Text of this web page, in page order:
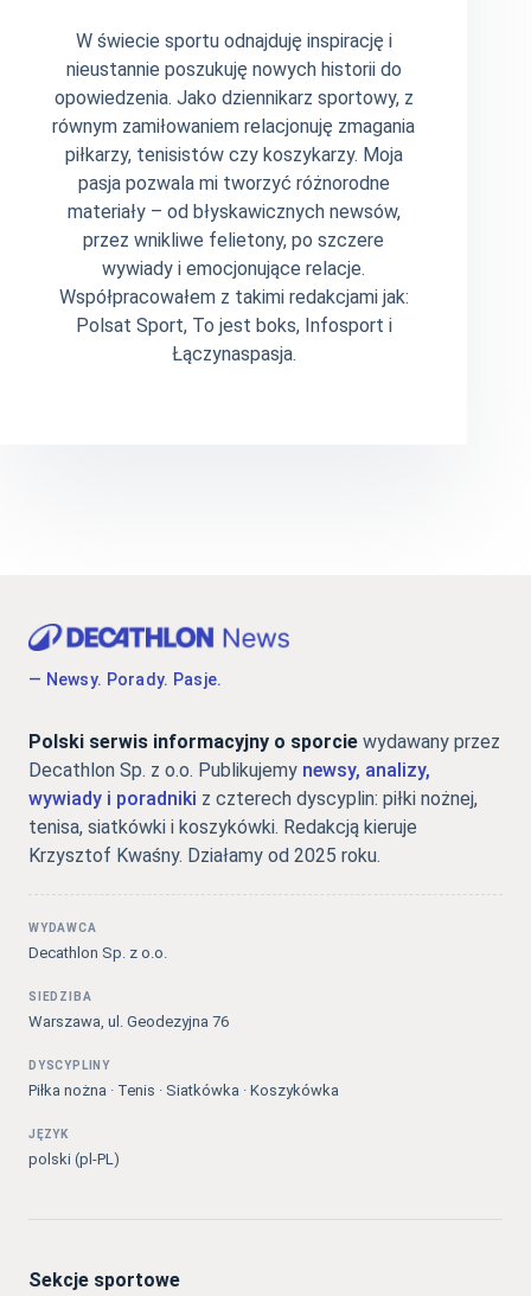
W świecie sportu odnajduję inspirację i
nieustannie poszukuję nowych historii do
opowiedzenia. Jako dziennikarz sportowy, z
równym zamiłowaniem relacjonuję zmagania
piłkarzy, tenisistów czy koszykarzy. Moja
pasja pozwala mi tworzyć różnorodne
materiały – od błyskawicznych newsów,
przez wnikliwe felietony, po szczere
wywiady i emocjonujące relacje.
Współpracowałem z takimi redakcjami jak:
Polsat Sport, To jest boks, Infosport i
Łączynaspasja.
— Newsy. Porady. Pasje.
Polski serwis informacyjny o sporcie wydawany przez
Decathlon Sp. z o.o. Publikujemy newsy, analizy,
wywiady i poradniki z czterech dyscyplin: piłki nożnej,
tenisa, siatkówki i koszykówki. Redakcją kieruje
Krzysztof Kwaśny. Działamy od 2025 roku.
WYDAWCA
Decathlon Sp. z o.o.
SIEDZIBA
Warszawa, ul. Geodezyjna 76
DYSCYPLINY
Piłka nożna · Tenis · Siatkówka · Koszykówka
JĘZYK
polski (pl-PL)
Sekcje sportowe